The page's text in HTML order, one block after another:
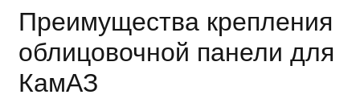
Преимущества крепления
облицовочной панели для
КамАЗ